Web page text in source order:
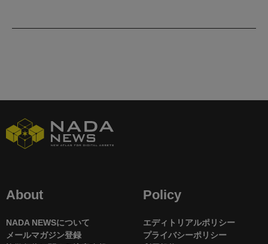
About
NADA NEWSについて
メールマガジン登録
Policy
エディトリアルポリシー
プライバシーポリシー